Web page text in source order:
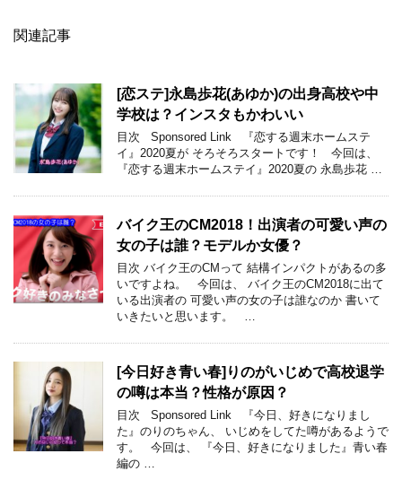
関連記事
[恋ステ]永島歩花(あゆか)の出身高校や中
学校は？インスタもかわいい
目次 Sponsored Link 『恋する週末ホームステ
イ』2020夏が そろそろスタートです！ 今回は、
『恋する週末ホームステイ』2020夏の 永島歩花 …
バイク王のCM2018！出演者の可愛い声の
女の子は誰？モデルか女優？
目次 バイク王のCMって 結構インパクトがあるの多
いですよね。 今回は、 バイク王のCM2018に出て
いる出演者の 可愛い声の女の子は誰なのか 書いて
いきたいと思います。 …
[今日好き青い春]りのがいじめで高校退学
の噂は本当？性格が原因？
目次 Sponsored Link 『今日、好きになりまし
た』のりのちゃん、 いじめをしてた噂があるようで
す。 今回は、 『今日、好きになりました』青い春
編の …